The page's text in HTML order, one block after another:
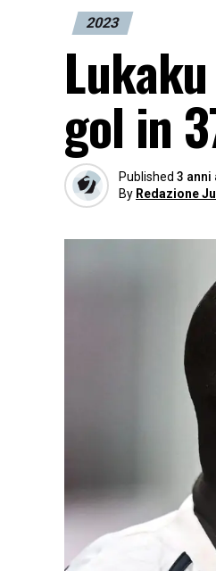
2023
gol in
Published 3 anni
By Redazione